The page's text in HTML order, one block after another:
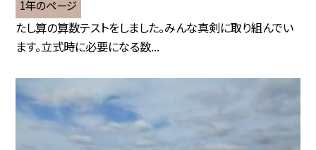
1年のページ
たし算の算数テストをしました。みんな真剣に取り組んでい
ます。立式時に必要になる数...